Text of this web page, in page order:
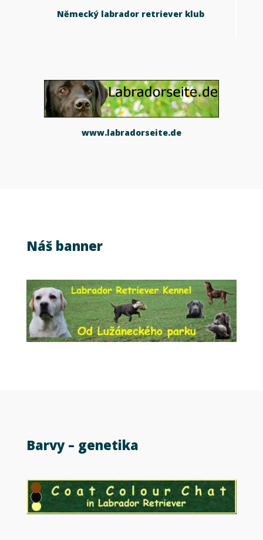
Německý labrador retriever klub
www.labradorseite.de
Náš banner
Barvy – genetika